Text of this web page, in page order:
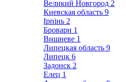
Великий Новгород 2
Киевская область 9
Ірпінь 2
Бровари 1
Вишневе 1
Липецкая область 9
Липецк 6
Задонск 2
Елец 1